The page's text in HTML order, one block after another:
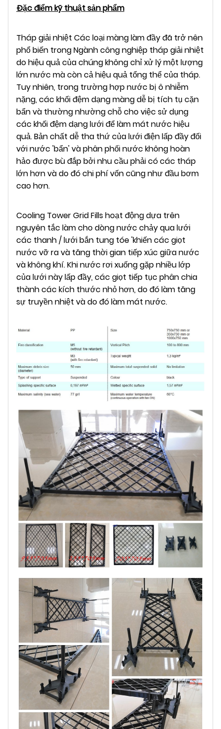
Đặc điểm kỹ thuật sản phẩm
Tháp giải nhiệt Các loại màng làm đầy đã trở nên
phổ biến trong Ngành công nghiệp tháp giải nhiệt
do hiệu quả của chúng không chỉ xử lý một lượng
lớn nước mà còn cả hiệu quả tổng thể của tháp.
Tuy nhiên, trong trường hợp nước bị ô nhiễm
nặng, các khối đệm dạng màng dễ bị tích tụ cặn
bẩn và thường nhường chỗ cho việc sử dụng
các khối đệm dạng lưới để làm mát nước hiệu
quả. Bản chất dễ tha thứ của lưới điện lấp đầy đối
với nước 'bẩn' và phân phối nước không hoàn
hảo được bù đắp bởi nhu cầu phải có các tháp
lớn hơn và do đó chi phí vốn cũng như đầu bơm
cao hơn.
Cooling Tower Grid Fills hoạt động dựa trên
nguyên tắc làm cho dòng nước chảy qua lưới
các thanh / lưới bắn tung tóe 'khiến các giọt
nước vỡ ra và tăng thời gian tiếp xúc giữa nước
và không khí. Khi nước rơi xuống gặp nhiều lớp
của lưới này lấp đầy, các giọt tiếp tục phân chia
thành các kích thước nhỏ hơn, do đó làm tăng
sự truyền nhiệt và do đó làm mát nước.